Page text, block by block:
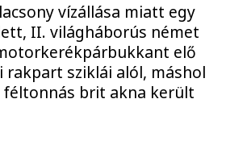
vízállása miatt egy
II. világháborús német
elő
rakpart sziklái alól, máshol
féltonnás brit akna került